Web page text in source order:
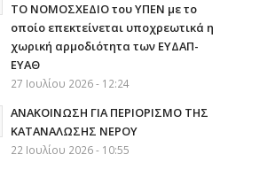
ΤΟ ΝΟΜΟΣΧΕΔΙΟ του ΥΠΕΝ με το
οποίο επεκτείνεται υποχρεωτικά η
χωρική αρμοδιότητα των ΕΥΔΑΠ-
ΕΥΑΘ
27 Ιουλίου 2026 - 12:24
ΑΝΑΚΟΙΝΩΣΗ ΓΙΑ ΠΕΡΙΟΡΙΣΜΟ ΤΗΣ
ΚΑΤΑΝΑΛΩΣΗΣ ΝΕΡΟΥ
22 Ιουλίου 2026 - 10:55